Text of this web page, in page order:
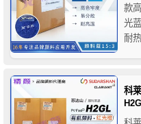
款
光
耐
醛
维
科